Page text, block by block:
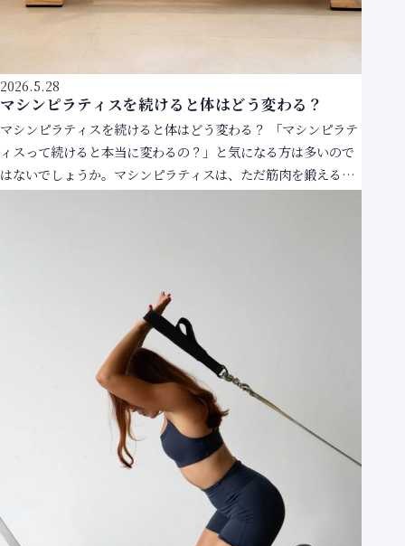
2026.5.28
マシンピラティスを続けると体はどう変わる？
マシンピラティスを続けると体はどう変わる？ 「マシンピラテ
ィスって続けると本当に変わるの？」と気になる方は多いので
はないでしょうか。マシンピラティスは、ただ筋肉を鍛えるだ